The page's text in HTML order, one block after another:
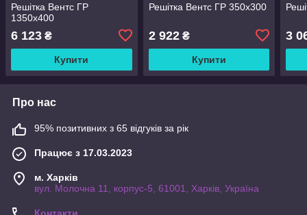
Решітка Вентс ГР
1350х400
6 123 ₴
Купити
Решітка Вентс ГР 350х300
2 922₴
Купити
3
Про нас
95% позитивних з 65 відгуків за рік
Працює з 17.03.2023
м. Харків
вул. Молочна 11, корпус-5, 61001, Харків, Україна
Контакти